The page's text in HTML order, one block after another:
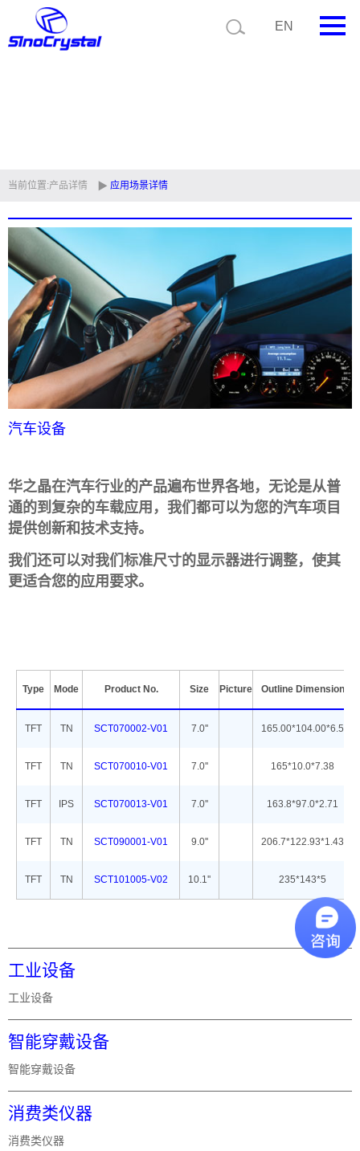
EN
技术支持
视频中心
新闻中心
联系我们
定制品
当前位置:产品详情 应用场景详情
汽车设备
华之晶在汽车行业的产品遍布世界各地，无论是从普
通的到复杂的车载应用，我们都可以为您的汽车项目
提供创新和技术支持。
我们还可以对我们标准尺寸的显示器进行调整，使其
更适合您的应用要求。
Type Mode Product No. Size Picture Outline Dimension
TFT TN SCT070002-V01 7.0'' 165.00*104.00*6.5
TFT TN SCT070010-V01 7.0'' 165*10.0*7.38
TFT IPS SCT070013-V01 7.0'' 163.8*97.0*2.71
TFT TN SCT090001-V01 9.0'' 206.7*122.93*1.43
TFT TN SCT101005-V02 10.1'' 235*143*5
工业设备
工业设备
智能穿戴设备
智能穿戴设备
消费类仪器
消费类仪器